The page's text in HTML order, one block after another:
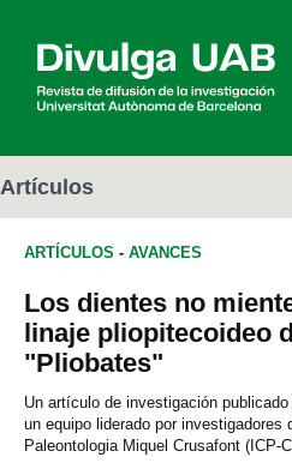
Artículos Entrevistas
Agenda
English
Artículos
ARTÍCULOS - AVANCES
Los dientes no
linaje pliopitecoideo
"Pliobates"
Un artículo de investigación
un equipo liderado por investigadores
Paleontologia Miquel Crusafont (ICP-